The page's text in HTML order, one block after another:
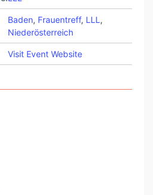
Baden, Frauentreff, LLL ,
Niederösterreich
Visit Event Website